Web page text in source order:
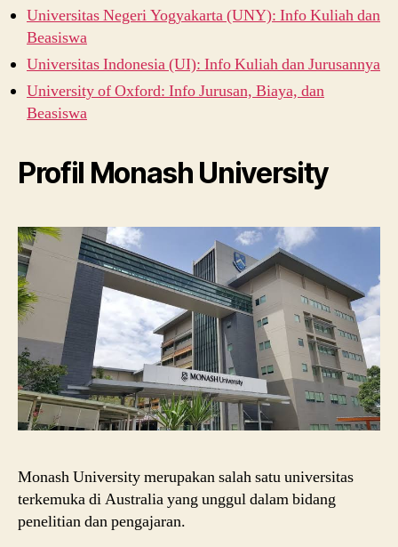
Universitas Negeri Yogyakarta (UNY): Info Kuliah dan
Beasiswa
Universitas Indonesia (UI): Info Kuliah dan Jurusannya
University of Oxford: Info Jurusan, Biaya, dan
Beasiswa
Profil Monash University
Monash University merupakan salah satu universitas
terkemuka di Australia yang unggul dalam bidang
penelitian dan pengajaran.